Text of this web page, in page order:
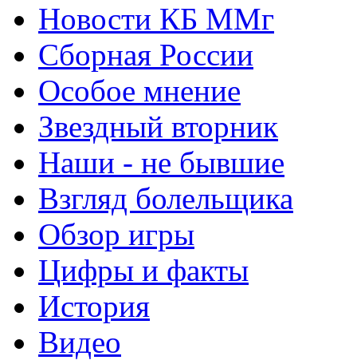
Новости КБ ММг
Сборная России
Особое мнение
Звездный вторник
Наши - не бывшие
Взгляд болельщика
Обзор игры
Цифры и факты
История
Видео